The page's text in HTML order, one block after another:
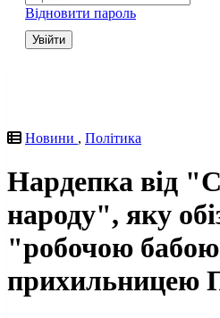
Відновити пароль
Увійти
Новини , Політика
Нардепка від
народу", яку
"робочою
прихильницею